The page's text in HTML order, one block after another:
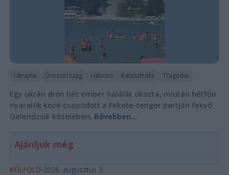
Ukrajna Oroszország Háború Katasztrófa Tragédia
Egy ukrán drón hét ember halálát okozta, miután hétfőn
nyaralók közé csapódott a Fekete-tenger partján fekvő
Gelendzsik közelében. Bővebben...
Ajánljuk még
KÜLFÖLD 2026. augusztus 3.